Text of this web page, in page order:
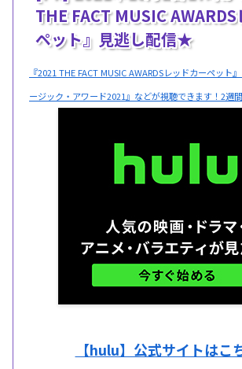
THE FACT MUSIC
ペット』見逃し配信★
『2021 THE FACT MUSIC AWARDSレッドカーペット
ージック・アワード2021』などが視聴できます！2週
【hulu】公式サイトはこ